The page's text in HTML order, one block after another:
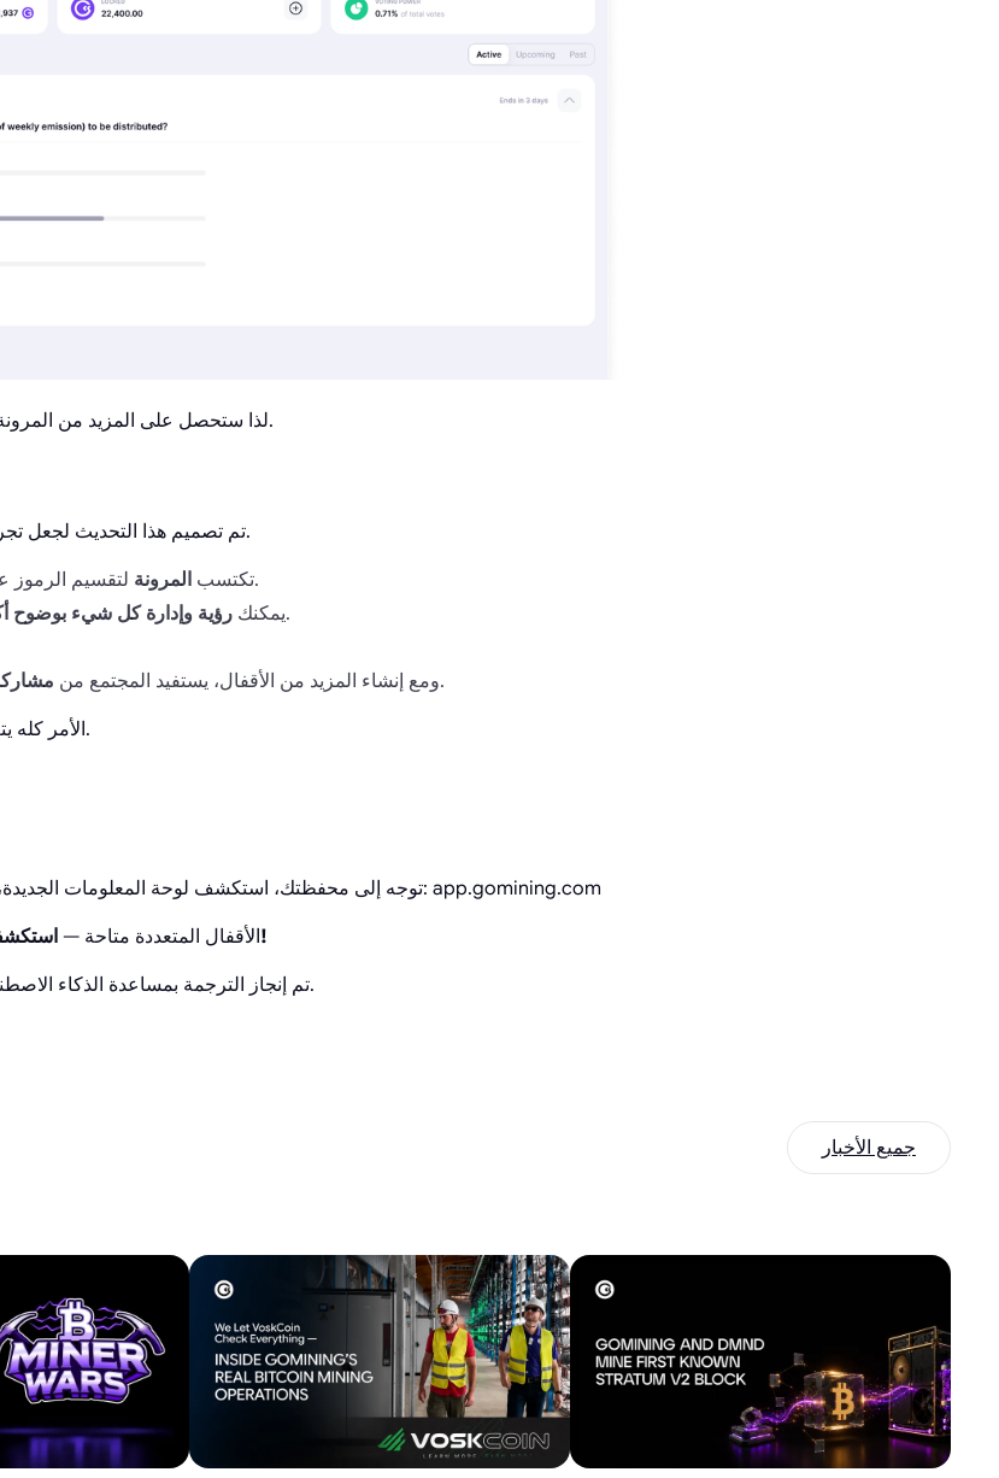
لذا ستحصل على المزيد من المرونة دون إضافة خطوات إضافية للتصويت.
تم تصميم هذا التحديث لجعل تجربتك أكثر سلاسة مع تقوية النظام ككل.
تكتسب المرونة
لتقسيم الرموز عبر أقفال مختلفة تناسب أهدافك.
يمكنك رؤية وإدارة كل شيء بوضوح
في لوحة معلومات مخصصة.
ومع إنشاء المزيد من الأقفال، يستفيد المجتمع من.
الأمر كله يتعلق بمنحك الحرية دون فقدان الوضوح.
👉 توجه إلى محفظتك، استكشف لوحة المعلومات: app.gomining.com
الأقفال المتعددة متاحة —استكشفها اليوم واجعل استراتيجيتك خاصة بك!
تم إنجاز الترجمة بمساعدة الذكاء.
جميع الأخبار